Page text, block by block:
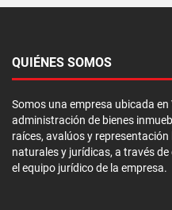
QUIÉNES SOMOS
Somos una empresa ubicada
administración de bienes
raíces, avalúos y
naturales y jurídicas, a través
el equipo jurídico de la empresa.